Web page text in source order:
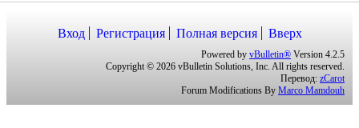
Вход Регистрация Полная версия Вверх
Powered by vBulletin® Version 4.2.5
Copyright © 2026 vBulletin Solutions, Inc. All rights reserved.
Перевод: zCarot
Forum Modifications By Marco Mamdouh